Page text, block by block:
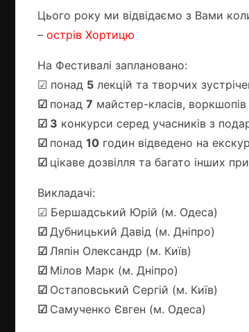
Цього року ми відвідаємо з Вами
– острів Хортицю
На Фестивалі заплановано:
☑ понад 5 лекцій та творчих
☑ понад 7 майстер-класів,
☑ 3 конкурси серед учасників з
☑ понад 10 годин відведено на
☑ цікаве дозвілля та багато інших
Викладачі:
☑ Бершадський Юрій (м. Одеса)
☑ Дубницький Давід (м. Дніпро)
☑ Ляпін Олександр (м. Київ)
☑ Мілов Марк (м. Дніпро)
☑ Остаповський Сергій (м. Київ)
☑ Самученко Євген (м. Одеса)